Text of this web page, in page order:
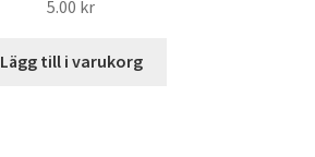
5.00 kr
Lägg till i varukorg